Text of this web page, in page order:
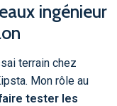
ingénieur
terrain chez
Mon rôle au
tester les